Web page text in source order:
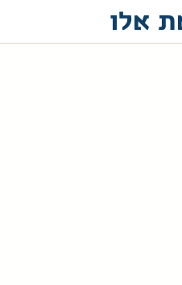
אלו